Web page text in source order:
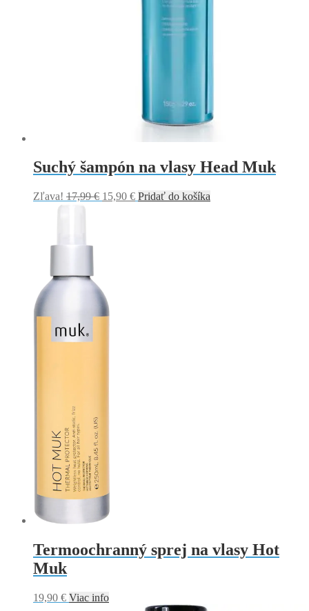
Suchý šampón na vlasy Head Muk
Zľava! 17,99€ Pôvodná
15,90 €Aktuálna
Pridať do košíka
Termoochranný sprej na vlasy Hot
Muk
19,90 € Viac info